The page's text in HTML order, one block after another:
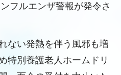
フルエンザ警報が発令さ
ない発熱を伴う風邪も増
特別養護老人ホームドリ